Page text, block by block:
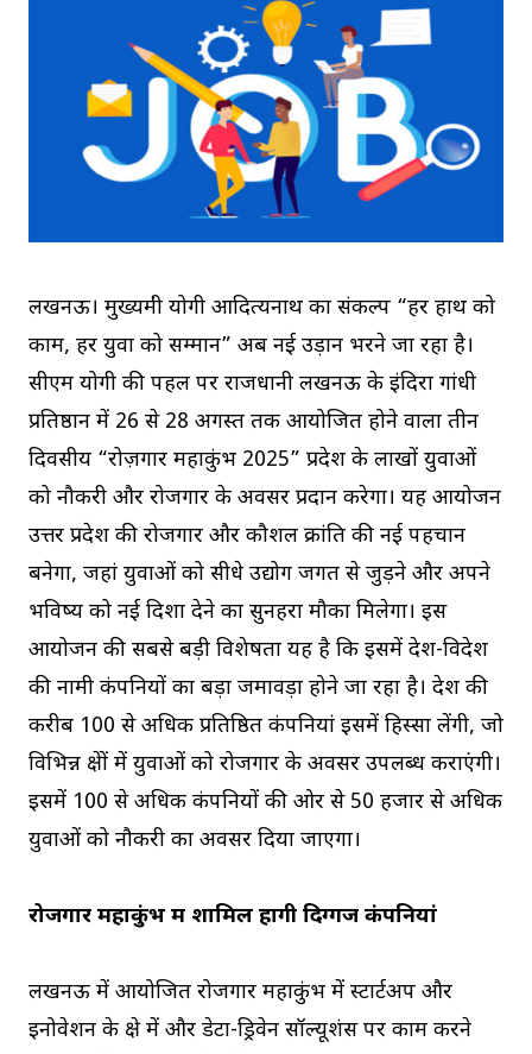
लखनऊ। मुख्यमंत्री योगी आदित्यनाथ का संकल्प “हर हाथ को
काम, हर युवा को सम्मान” अब नई उड़ान भरने जा रहा है।
सीएम योगी की पहल पर राजधानी लखनऊ के इंदिरा गांधी
प्रतिष्ठान में 26 से 28 अगस्त तक आयोजित होने वाला तीन
दिवसीय “रोज़गार महाकुंभ 2025” प्रदेश के लाखों युवाओं
को नौकरी और रोजगार के अवसर प्रदान करेगा। यह आयोजन
उत्तर प्रदेश की रोजगार और कौशल क्रांति की नई पहचान
बनेगा, जहां युवाओं को सीधे उद्योग जगत से जुड़ने और अपने
भविष्य को नई दिशा देने का सुनहरा मौका मिलेगा। इस
आयोजन की सबसे बड़ी विशेषता यह है कि इसमें देश-विदेश
की नामी कंपनियों का बड़ा जमावड़ा होने जा रहा है। देश की
करीब 100 से अधिक प्रतिष्ठित कंपनियां इसमें हिस्सा लेंगी, जो
विभिन्न क्षेत्रों में युवाओं को रोजगार के अवसर उपलब्ध कराएंगी।
इसमें 100 से अधिक कंपनियों की ओर से 50 हजार से अधिक
युवाओं को नौकरी का अवसर दिया जाएगा।
रोजगार महाकुंभ में शामिल होंगी दिग्गज कंपनियां
लखनऊ में आयोजित रोजगार महाकुंभ में स्टार्टअप और
इनोवेशन के क्षेत्र में और डेटा-ड्रिवेन सॉल्यूशंस पर काम करने